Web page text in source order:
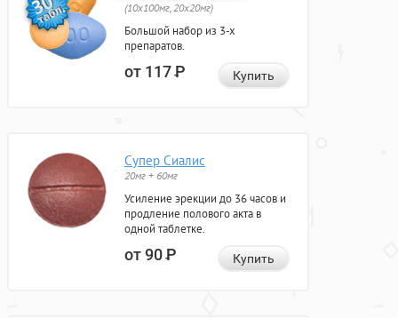
(10x100мг, 20x20мг)
Большой набор из 3-х
препаратов.
от 117Р Купить
Супер Сиалис
20мг + 60мг
Усиление эрекции до 36 часов и
продление полового акта в
одной таблетке.
от 90Р Купить